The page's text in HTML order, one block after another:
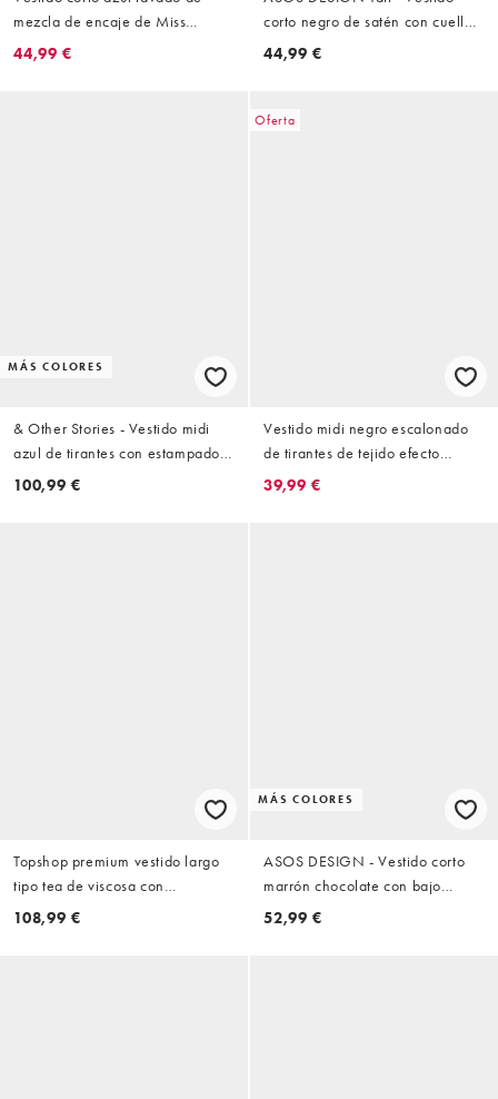
mezcla de encaje de Miss
Selfridge
44,99 €
corto negro de satén con cuello
recto y bajo de encaje
44,99 €
MÁS COLORES
& Other Stories - Vestido midi
azul de tirantes con estampado
floral y detalle de abertura en la
100,99 €
Oferta
Vestido midi negro escalonado
de tirantes de tejido efecto
rugoso con ribete de encaje de
39,99 €
Topshop premium vestido largo
tipo tea de viscosa con
inserciones de encaje, pliegues y
108,99 €
MÁS COLORES
ASOS DESIGN - Vestido corto
marrón chocolate con bajo
abullonado y aplicación lila de
52,99 €